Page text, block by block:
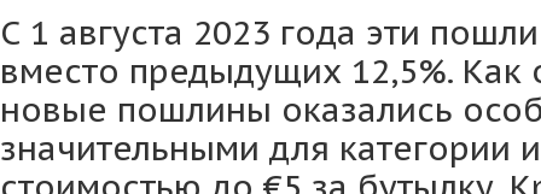
С 1 августа 2023 года эти
вместо предыдущих 12,5%.
новые пошлины оказались
значительными для категории